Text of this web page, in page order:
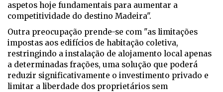
aspetos hoje fundamentais para aumentar a
competitividade do destino Madeira".
Outra preocupação prende-se com "as limitações
impostas aos edifícios de habitação coletiva,
restringindo a instalação de alojamento local apenas
a determinadas frações, uma solução que poderá
reduzir significativamente o investimento privado e
limitar a liberdade dos proprietários sem